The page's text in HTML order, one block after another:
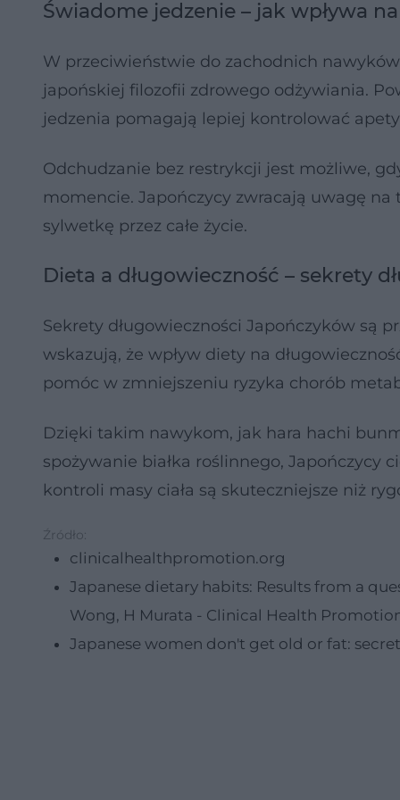
Świadome jedzenie – jak wpływa
W przeciwieństwie do zachodnich
japońskiej filozofii zdrowego odżywiania.
jedzenia pomagają lepiej kontrolować
Odchudzanie bez restrykcji jest możliwe,
momencie. Japończycy zwracają uwagę na
sylwetkę przez całe życie.
Dieta a długowieczność – sekrety
Sekrety długowieczności Japończyków są
wskazują, że wpływ diety na
pomóc w zmniejszeniu ryzyka chorób
Dzięki takim nawykom, jak hara hachi
spożywanie białka roślinnego, Japończycy
kontroli masy ciała są skuteczniejsze niż
Źródło:
clinicalhealthpromotion.org
Japanese dietary habits: Results from a
Wong, H Murata - Clinical Health
Japanese women don't get old or fat: